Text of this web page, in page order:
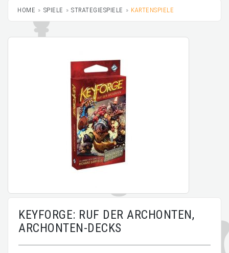
HOME SPIELE STRATEGIESPIELE KARTENSPIELE
KEYFORGE: RUF DER ARCHONTEN,
ARCHONTEN-DECKS